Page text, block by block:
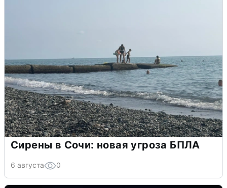
Сирены в Сочи: новая угроза БПЛА
6 августа 0